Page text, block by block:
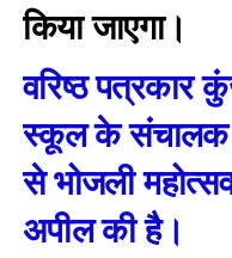
किया जाएगा।
वरिष्ठ पत्रकार
स्कूल के संचालक
से भोजली
अपील की है।